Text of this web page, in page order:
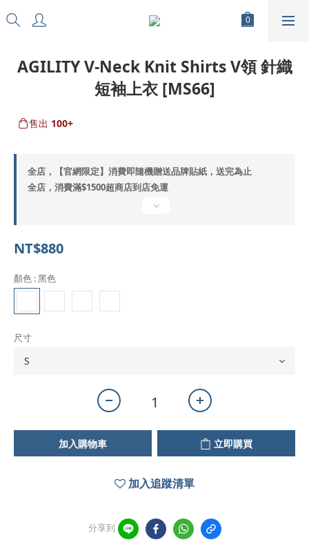
AGILITY V-Neck Knit Shirts V領 針織
短袖上衣 [MS66]
售出 100+
全店，【官網限定】消費即隨機贈送品牌貼紙，送完為止
全店，消費滿$1500超商店到店免運
NT$880
顏色 : 黑色
尺寸
加入購物車 立即購買
加入追蹤清單
分享到